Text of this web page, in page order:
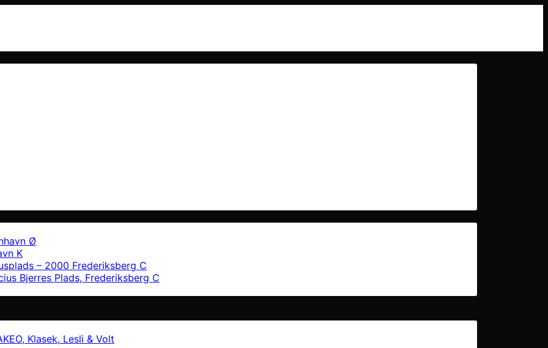
Ø
K
– 2000 Frederiksberg C
Bjerres Plads, Frederiksberg C
Klasek, Lesli & Volt